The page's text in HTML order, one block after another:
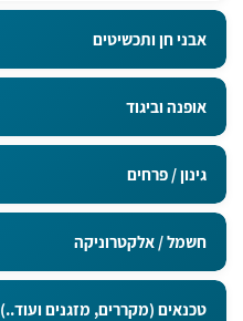
אבני חן ותכשיטים
אופנה וביגוד
גינון / פרחים
חשמל / אלקטרוניקה
טכנאים (מקררים, מזגנים ועוד..)